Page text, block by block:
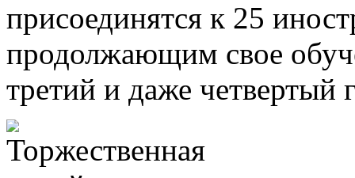
присоединятся к 25
продолжающим свое
третий и даже четвертый